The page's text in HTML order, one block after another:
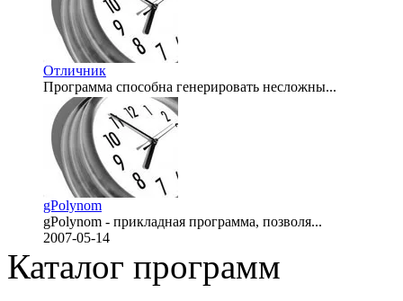
Отличник
Программа способна генерировать несложны...
2007-05-14
gPolynom
gPolynom - прикладная программа, позволя...
2007-05-14
Каталог программ